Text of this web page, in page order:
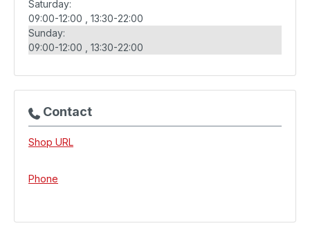
Saturday:
09:00-12:00
13:30-22:00
Sunday:
09:00-12:00
13:30-22:00
Contact
Shop URL
Phone